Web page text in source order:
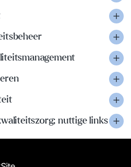
nuttige links